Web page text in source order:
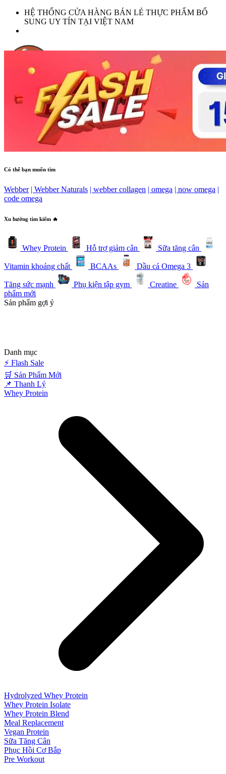
HỆ THỐNG CỬA HÀNG BÁN LẺ THỰC PHẨM BỔ
SUNG UY TÍN TẠI VIỆT NAM
Danh mục
⚡ Flash Sale
️🛒 Sản Phẩm Mới
📌 Thanh Lý
Whey Protein
Hydrolyzed Whey Protein
Whey Protein Isolate
Whey Protein Blend
Meal Replacement
Vegan Protein
Sữa Tăng Cân
Phục Hồi Cơ Bắp
Pre Workout
Có thể bạn muốn tìm
Webber | Webber Naturals | webber collagen | omega | now omega |
code omega
Xu hướng tìm kiếm 🔥
Whey Protein Hỗ trợ giảm cân Sữa tăng cân
Vitamin khoáng chất BCAAs Dầu cá Omega 3
Tăng sức mạnh Phụ kiện tập gym Creatine
Sản
phẩm mới
Sản phẩm gợi ý